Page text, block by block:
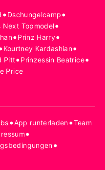
•Dschungelcamp•
Next Topmodel•
•Prinz Harry•
Kourtney Kardashian•
Pitt•Prinzessin Beatrice•
Price
•App runterladen•Team
•
•